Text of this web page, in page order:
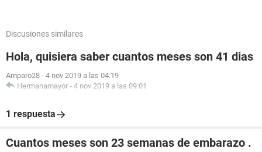
Discusiones similares
Hola, quisiera saber cuantos meses son 41 dias
Amparo28 - 4 nov 2019 a las 04:19
Hermanamayor - 4 nov 2019 a las 09:01
1 respuesta
Cuantos meses son 23 semanas de embarazo .